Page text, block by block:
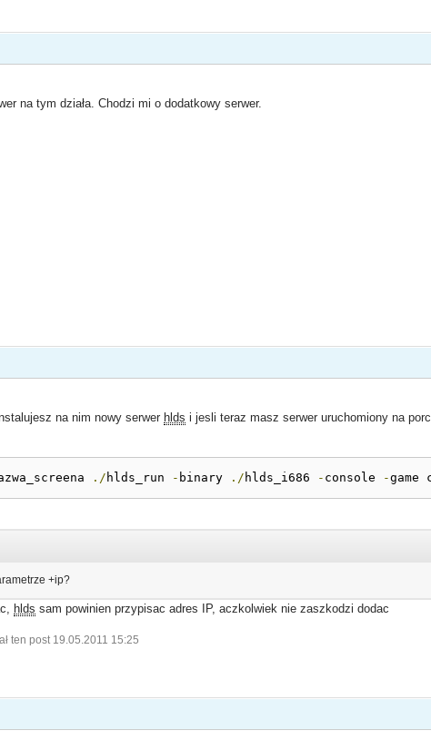
na tym działa. Chodzi mi o dodatkowy serwer.
na nim nowy serwer hlds i jesli teraz masz serwer uruchomiony na
./ hlds_run - binary ./ hlds_i686 - console -
+ip?
hlds sam powinien przypisac adres IP, aczkolwiek nie zaszkodzi dodac
ten post 19.05.2011 15:25